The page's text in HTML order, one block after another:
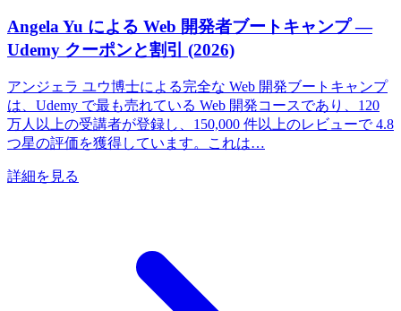
Angela Yu による Web 開発者ブートキャンプ —
Udemy クーポンと割引 (2026)
アンジェラ ユウ博士による完全な Web 開発ブートキャンプ
は、Udemy で最も売れている Web 開発コースであり、120
万人以上の受講者が登録し、150,000 件以上のレビューで 4.8
つ星の評価を獲得しています。これは…
詳細を見る